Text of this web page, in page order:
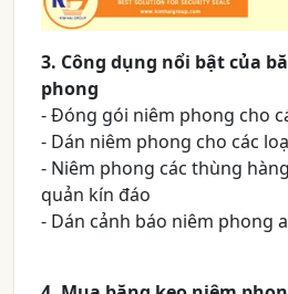
3. Công dụng nổi bật của
phong
- Đóng gói niêm phong cho
- Dán niêm phong cho các
- Niêm phong các thùng
quản kín đáo
- Dán cảnh báo niêm phong